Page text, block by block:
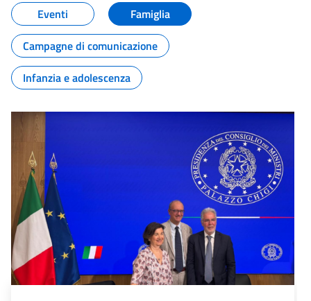
Eventi
Famiglia
Campagne di comunicazione
Infanzia e adolescenza